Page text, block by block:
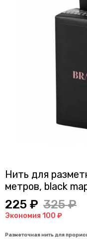
Нить для
метров, black
225 ₽ 325 ₽
Экономия 100 ₽
Разметочная нить для